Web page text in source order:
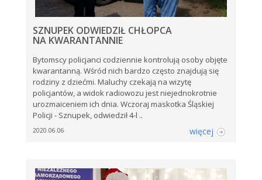
SZNUPEK ODWIEDZIŁ CHŁOPCA
NA KWARANTANNIE
Bytomscy policjanci codziennie kontrolują osoby objęte
kwarantanną. Wśród nich bardzo często znajdują się
rodziny z dziećmi. Maluchy czekają na wizytę
policjantów, a widok radiowozu jest niejednokrotnie
urozmaiceniem ich dnia. Wczoraj maskotka Śląskiej
Policji - Sznupek, odwiedził 4-l ..
2020.06.06 więcej